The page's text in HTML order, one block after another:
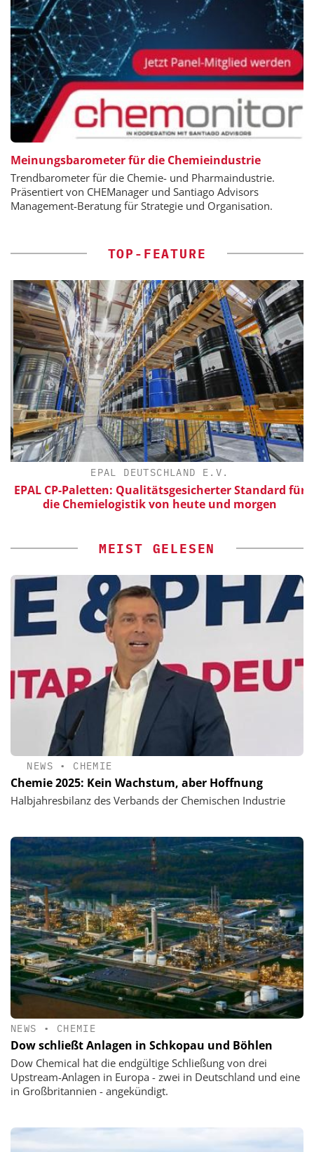
Meinungsbarometer für die Chemieindustrie
Trendbarometer für die Chemie- und Pharmaindustrie.
Präsentiert von CHEManager und Santiago Advisors
Management-Beratung für Strategie und Organisation.
TOP-FEATURE
EPAL DEUTSCHLAND E.V.
EPAL CP-Paletten: Qualitätsgesicherter Standard für
die Chemielogistik von heute und morgen
MEIST GELESEN
NEWS • CHEMIE
Chemie 2025: Kein Wachstum, aber Hoffnung
Halbjahresbilanz des Verbands der Chemischen Industrie
NEWS • CHEMIE
Dow schließt Anlagen in Schkopau und Böhlen
Dow Chemical hat die endgültige Schließung von drei
Upstream-Anlagen in Europa - zwei in Deutschland und eine
in Großbritannien - angekündigt.